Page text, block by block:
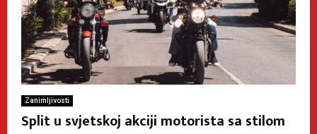
Zanimljivosti
Split u svjetskoj akciji motorista sa stilom